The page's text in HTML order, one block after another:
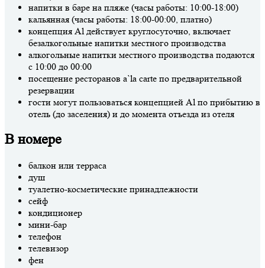
напитки в баре на пляже (часы работы: 10:00-18:00)
кальянная (часы работы: 18:00-00:00, платно)
концепция Al действует круглосуточно, включает
безалкогольные напитки местного производства
алкогольные напитки местного производства подаются
с 10:00 до 00:00
посещение ресторанов a`la carte по предварительной
резервации
гости могут пользоваться концепцией Al по прибытию в
отель (до заселения) и до момента отъезда из отеля
В номере
балкон или терраса
душ
туалетно-косметические принадлежности
сейф
кондиционер
мини-бар
телефон
телевизор
фен